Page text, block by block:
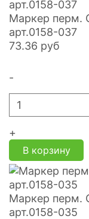
Маркер перм.
арт.0158-037
73.36 руб
-
+
В корзину
Маркер перм.
арт.0158-035